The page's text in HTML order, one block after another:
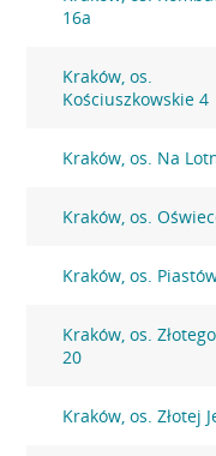
16a
Kraków, os.
Kościuszkowskie 4
Kraków, os. Na
Kraków, os.
Kraków, os.
Kraków, os.
20
Kraków, os. Złotej